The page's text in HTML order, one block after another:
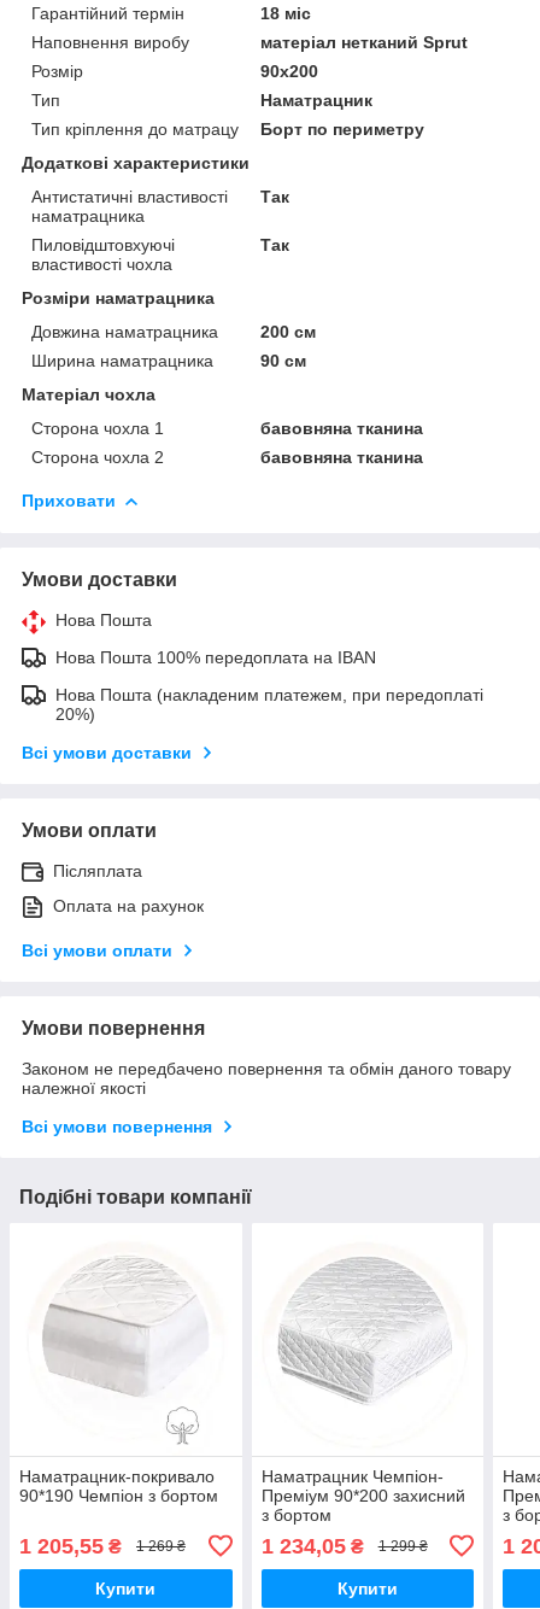
Гарантійний термін
18 міс
Наповнення виробу
матеріал нетканий Sprut
Розмір
90x200
Тип
Наматрацник
Тип кріплення до матрацу
Борт по периметру
Додаткові характеристики
Антистатичні властивості
наматрацника
Так
Пиловідштовхуючі
властивості чохла
Так
Розміри наматрацника
Довжина наматрацника
200 см
Ширина наматрацника
90 см
Матеріал чохла
Сторона чохла 1
бавовняна тканина
Сторона чохла 2
бавовняна тканина
Приховати
Умови доставки
Нова Пошта
Нова Пошта 100% передоплата на IBAN
Нова Пошта (накладеним платежем, при передоплаті
20%)
Всі умови доставки
Умови оплати
Післяплата
Оплата на рахунок
Всі умови оплати
Умови повернення
Законом не передбачено повернення та обмін даного товару
належної якості
Всі умови повернення
Подібні товари компанії
Наматрацник-покривало
90*190 Чемпіон з бортом
1 205,55 ₴ 1 269 ₴
Купити
Наматрацник Чемпіон-
Преміум 90*200 захисний
з бортом
1 234,05₴ 1 299 ₴
Купити
з
1